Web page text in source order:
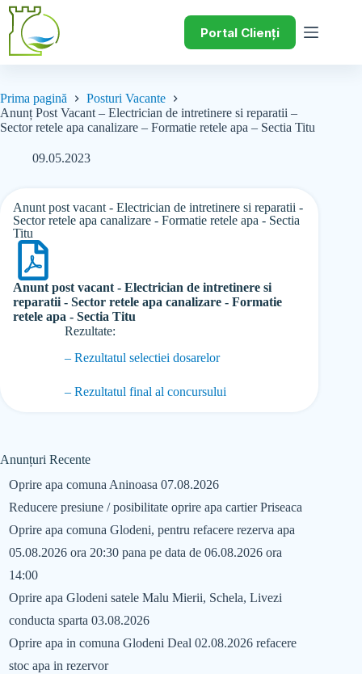
Portal Clienți
Prima pagină
Posturi Vacante
Anunț Post Vacant – Electrician de intretinere si reparatii –
Sector retele apa canalizare – Formatie retele apa – Sectia Titu
09.05.2023
Anunt post vacant - Electrician de intretinere si reparatii -
Sector retele apa canalizare - Formatie retele apa - Sectia
Titu
Anunt post vacant - Electrician de intretinere si
reparatii - Sector retele apa canalizare - Formatie
retele apa - Sectia Titu
Rezultate:
– Rezultatul selectiei dosarelor
– Rezultatul final al concursului
Anunțuri Recente
Oprire apa comuna Aninoasa 07.08.2026
Reducere presiune / posibilitate oprire apa cartier Priseaca
Oprire apa comuna Glodeni, pentru refacere rezerva apa
05.08.2026 ora 20:30 pana pe data de 06.08.2026 ora
14:00
Oprire apa Glodeni satele Malu Mierii, Schela, Livezi
conducta sparta 03.08.2026
Oprire apa in comuna Glodeni Deal 02.08.2026 refacere
stoc apa in rezervor